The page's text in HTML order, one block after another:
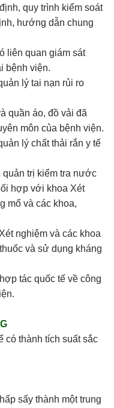
quy trình kiểm soát
hướng dẫn chung
liên quan giám sát
bệnh viện.
lý tai nạn rủi ro
quần áo, đồ vải đã
môn của bệnh viện.
lý chất thải rắn y tế
trị kiểm tra nước
hợp với khoa Xét
mổ và các khoa,
nghiệm và các khoa
và sử dụng kháng
tác quốc tế về công
có thành tích suất sắc
sấy thành một trung